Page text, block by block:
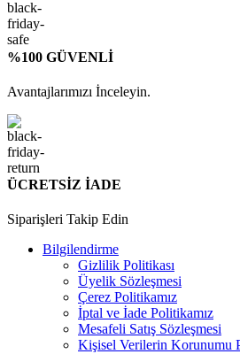
%100 GÜVENLİ
Avantajlarımızı İnceleyin.
ÜCRETSİZ İADE
Siparişleri Takip Edin
Bilgilendirme
Gizlilik Politikası
Üyelik Sözleşmesi
Çerez Politikamız
İptal ve İade Politikamız
Mesafeli Satış Sözleşmesi
Kişisel Verilerin Korunumu